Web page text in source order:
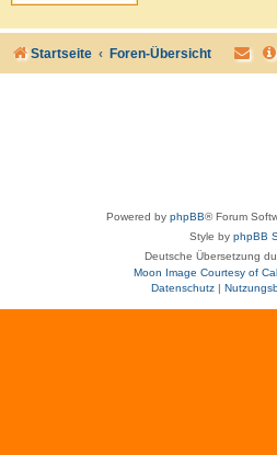
Startseite Foren-Übersicht
Powered by phpBB® Forum
Style by phpBB
Deutsche Übersetzung
Moon Image Courtesy of
Datenschutz|